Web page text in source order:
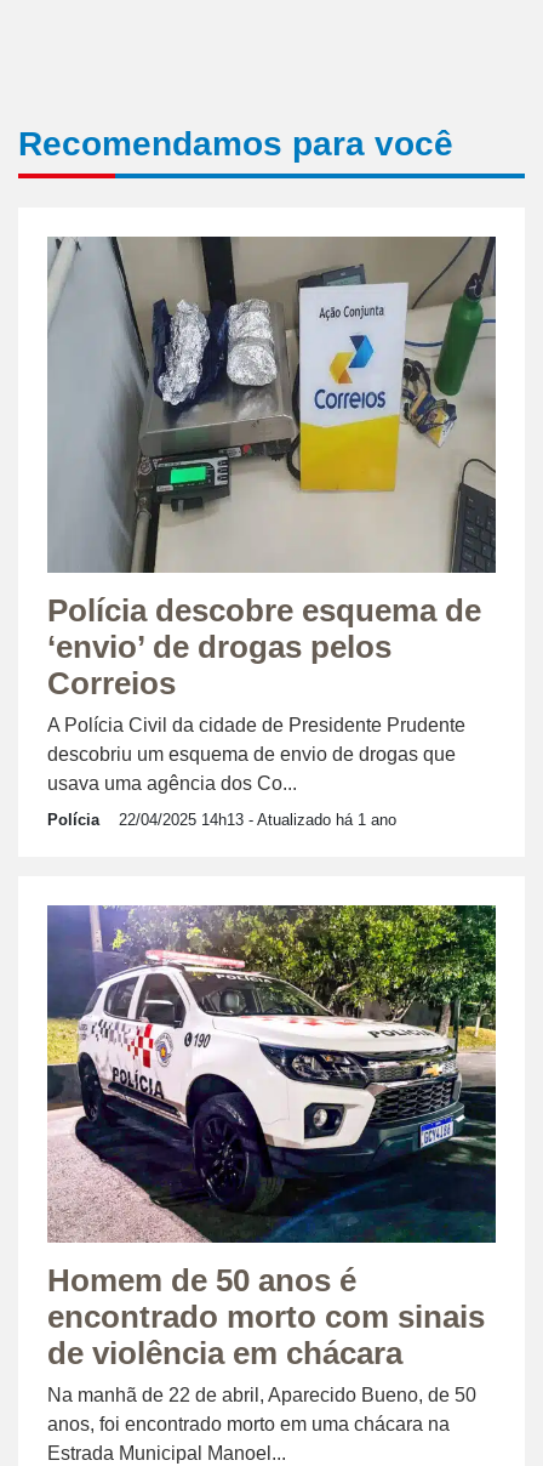
Recomendamos para você
Polícia descobre esquema de
‘envio’ de drogas pelos
Correios
A Polícia Civil da cidade de Presidente Prudente
descobriu um esquema de envio de drogas que
usava uma agência dos Co...
Polícia 22/04/2025 14h13 - Atualizado há 1 ano
Homem de 50 anos é
encontrado morto com sinais
de violência em chácara
Na manhã de 22 de abril, Aparecido Bueno, de 50
anos, foi encontrado morto em uma chácara na
Estrada Municipal Manoel...